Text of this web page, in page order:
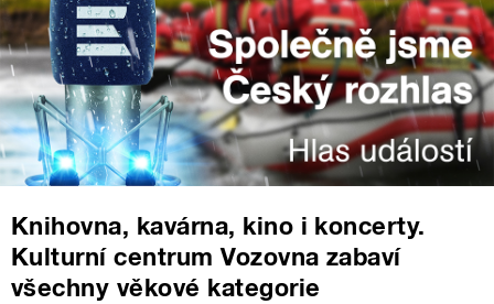
Knihovna, kavárna, kino i koncerty.
Kulturní centrum Vozovna zabaví
všechny věkové kategorie